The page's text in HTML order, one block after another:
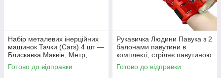
Набір металевих інерційних
машинок Тачки (Cars) 4 шт —
Блискавка Маквін, Метр,
Джексон Шторм, Круз
Рамірес, гумові колеса
Готово до відправки
Рукавичка Людини Павука з 2
балонами павутини в
комплекті, стріляє павутиною
Готово до відправки